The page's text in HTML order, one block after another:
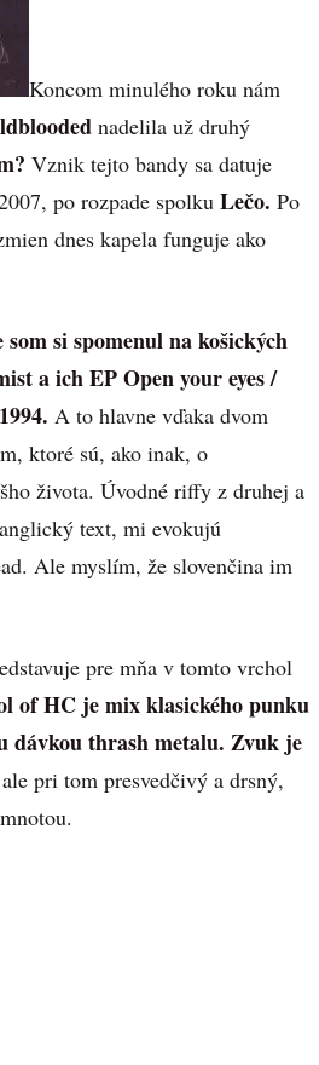
Koncom minulého roku nám
nadelila už druhý
Vznik tejto bandy sa datuje
po rozpade spolku Lečo. Po
dnes kapela funguje ako
si spomenul na košických
a ich EP Open your eyes /
A to hlavne vďaka dvom
ktoré sú, ako inak, o
života. Úvodné riffy z druhej a
text, mi evokujú
Ale myslím, že slovenčina im
pre mňa v tomto vrchol
of HC je mix klasického punku
dávkou thrash metalu. Zvuk je
pri tom presvedčivý a drsný,